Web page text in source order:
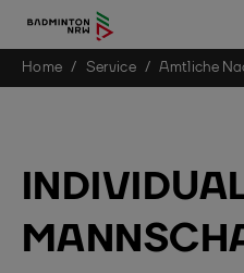
Skip to main content
You are here:
Home Service Amtliche